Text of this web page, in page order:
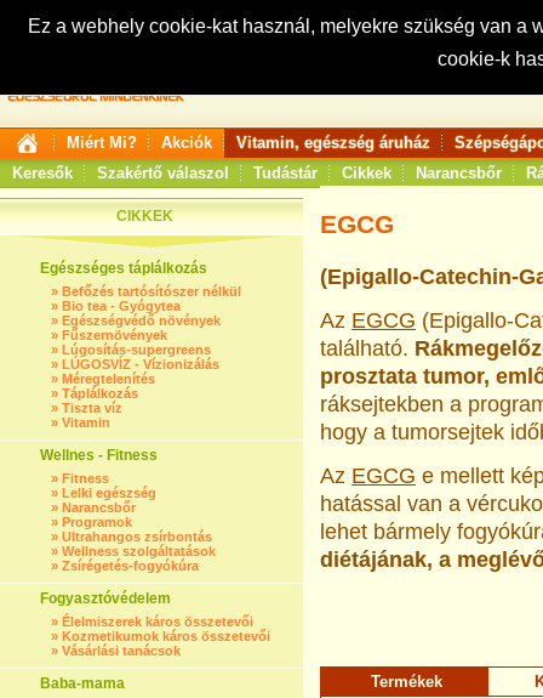
Ez a webhely cookie-kat használ, melyekre szükség van
cookie-k
Keresés:
Miért Mi? Akciók Vitamin, egészség áruház
Keresők
Szakértő válaszol Tudástár Cikkek Narancsbőr
CIKKEK
Egészséges táplálkozás
» Befőzés tartósítószer nélkül
» Bio tea - Gyógytea
» Egészségvédő növények
» Fűszernövények
» Lúgosítás-supergreens
» LÚGOSVÍZ - Vízionizálás
» Méregtelenítés
» Táplálkozás
» Tiszta víz
» Vitamin
Wellnes - Fitness
» Fitness
» Lelki egészség
» Narancsbőr
» Programok
» Ultrahangos zsírbontás
» Wellness szolgáltatások
» Zsírégetés-fogyókúra
Fogyasztóvédelem
» Élelmiszerek káros összetevői
» Kozmetikumok káros összetevői
» Vásárlási tanácsok
Baba-mama
EGCG
(Epigallo-Catechin-
Az EGCG (Epigallo-
található.
prosztata tumor,
ráksejtekben a
hogy a tumorsejtek
Az EGCG e mellett
hatással van a
lehet bármely
diétájának, a
Termékek